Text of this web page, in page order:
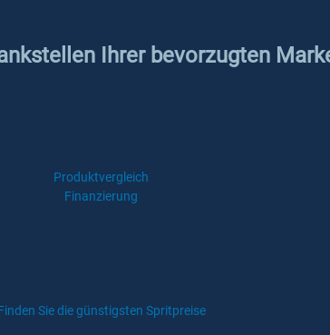
Ihrer bevorzugten
Produktvergleich
Finanzierung
Sie die günstigsten Spritpreise